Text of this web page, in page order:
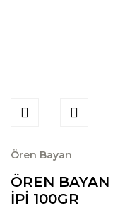
Ören Bayan
ÖREN
İPİ 100GR